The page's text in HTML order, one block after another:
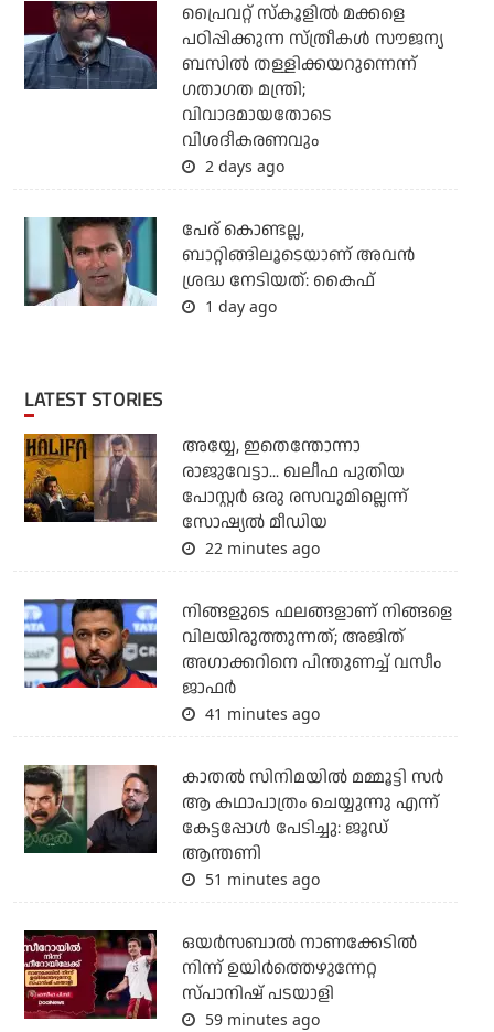
പ്രൈവറ്റ് സ്‌കൂളില്‍ മക്കളെ
പഠിപ്പിക്കുന്ന സ്ത്രീകള്‍ സൗജന്യ
ബസില്‍ തള്ളിക്കയറുന്നെന്ന്
ഗതാഗത മന്ത്രി;
വിവാദമായതോടെ
വിശദീകരണവും
2 days ago
പേര് കൊണ്ടല്ല,
ബാറ്റിങ്ങിലൂടെയാണ് അവൻ
ശ്രദ്ധ നേടിയത്: കൈഫ്
1 day ago
LATEST STORIES
അയ്യേ, ഇതെന്തോന്നാ
രാജുവേട്ടാ... ഖലീഫ പുതിയ
പോസ്റ്റര്‍ ഒരു രസവുമില്ലെന്ന്
സോഷ്യല്‍ മീഡിയ
22 minutes ago
നിങ്ങളുടെ ഫലങ്ങളാണ് നിങ്ങളെ
വിലയിരുത്തുന്നത്; അജിത്
അഗാക്കറിനെ പിന്തുണച്ച് വസീം
ജാഫര്‍
41 minutes ago
കാതൽ സിനിമയിൽ മമ്മൂട്ടി സർ
ആ കഥാപാത്രം ചെയ്യുന്നു എന്ന്
കേട്ടപ്പോൾ പേടിച്ചു: ജൂഡ്
ആന്തണി
51 minutes ago
ഒയര്‍സബാൽ നാണക്കേടിൽ
നിന്ന് ഉയിർത്തെഴുന്നേറ്റ
സ്പാനിഷ് പടയാളി
59 minutes ago